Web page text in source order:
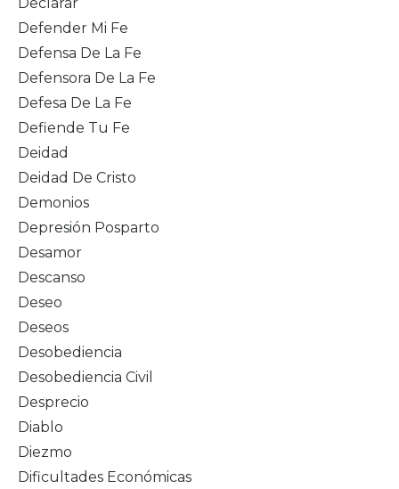
Defender Mi Fe
Defensa De La Fe
Defensora De La Fe
Defesa De La Fe
Defiende Tu Fe
Deidad
Deidad De Cristo
Demonios
Depresión Posparto
Desamor
Descanso
Deseo
Deseos
Desobediencia
Desobediencia Civil
Desprecio
Diablo
Diezmo
Dificultades Económicas